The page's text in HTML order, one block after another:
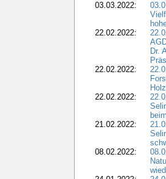
03.03.2022:
22.02.2022:
Dr.
22.02.2022:
22.02.2022:
21.02.2022:
08.02.2022: